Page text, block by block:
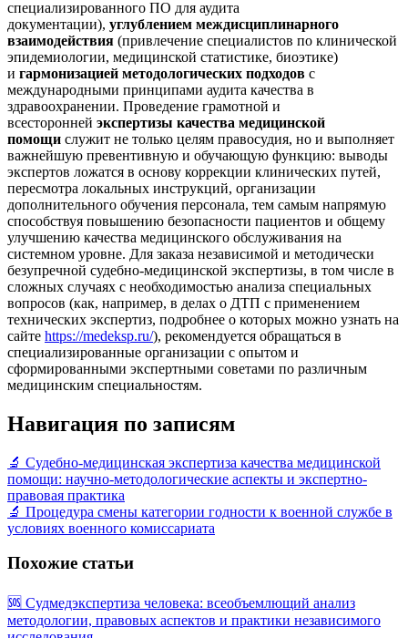
специализированного ПО для аудита
документации), углублением междисциплинарного
взаимодействия (привлечение специалистов по клинической
эпидемиологии, медицинской статистике, биоэтике)
и гармонизацией методологических подходов с
международными принципами аудита качества в
здравоохранении. Проведение грамотной и
всесторонней экспертизы качества медицинской
помощи служит не только целям правосудия, но и выполняет
важнейшую превентивную и обучающую функцию: выводы
экспертов ложатся в основу коррекции клинических путей,
пересмотра локальных инструкций, организации
дополнительного обучения персонала, тем самым напрямую
способствуя повышению безопасности пациентов и общему
улучшению качества медицинского обслуживания на
системном уровне. Для заказа независимой и методически
безупречной судебно-медицинской экспертизы, в том числе в
сложных случаях с необходимостью анализа специальных
вопросов (как, например, в делах о ДТП с применением
технических экспертиз, подробнее о которых можно узнать на
сайте https://medeksp.ru/), рекомендуется обращаться в
специализированные организации с опытом и
сформированными экспертными советами по различным
медицинским специальностям.
Навигация по записям
🔬 Судебно-медицинская экспертиза качества медицинской
помощи: научно-методологические аспекты и экспертно-
правовая практика
🔬 Процедура смены категории годности к военной службе в
условиях военного комиссариата
Похожие статьи
🆘 Судмедэкспертиза человека: всеобъемлющий анализ
методологии, правовых аспектов и практики независимого